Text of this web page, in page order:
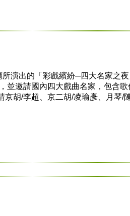
演出的「彩戲繽紛─四大名家之夜
並邀請國內四大戲曲名家，包含歌
胡/李超、京二胡/凌瑜彥、月琴/陳